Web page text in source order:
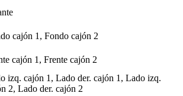
cajón 1, Fondo cajón 2
cajón 1, Frente cajón 2
izq. cajón 1, Lado der. cajón 1, Lado izq.
2, Lado der. cajón 2